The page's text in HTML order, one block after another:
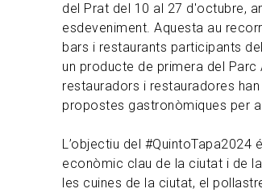
del Prat del 10 al 27 d'octubre,
esdeveniment. Aquesta au
bars i restaurants participants
un producte de primera del Parc
restauradors i restauradores
propostes gastronòmiques per a
L’objectiu del
econòmic clau de la ciutat i de
les cuines de la ciutat, el